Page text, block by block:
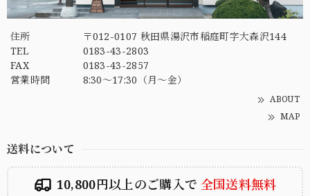
住所
〒012-0107 秋田県湯沢市稲庭町字大森沢144
TEL
0183-43-2803
FAX
0183-43-2857
営業時間
8:30～17:30（月～金）
ABOUT
MAP
送料について
10,800円以上のご購入で 全国送料無料